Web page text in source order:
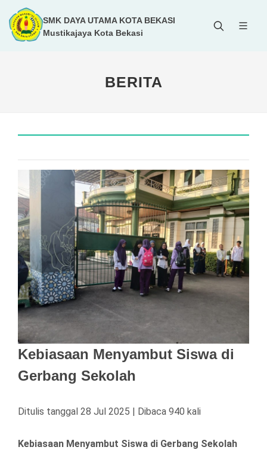
SMK DAYA UTAMA KOTA BEKASI
Mustikajaya Kota Bekasi
BERITA
Kebiasaan Menyambut Siswa di
Gerbang Sekolah
Ditulis tanggal 28 Jul 2025 | Dibaca 940 kali
Kebiasaan Menyambut Siswa di Gerbang Sekolah